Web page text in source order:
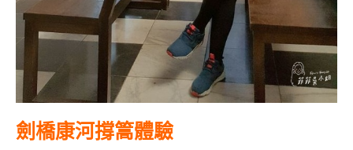
劍橋康河撐篙體驗